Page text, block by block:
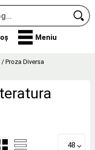
Meniu
/ Proza Diversa
48